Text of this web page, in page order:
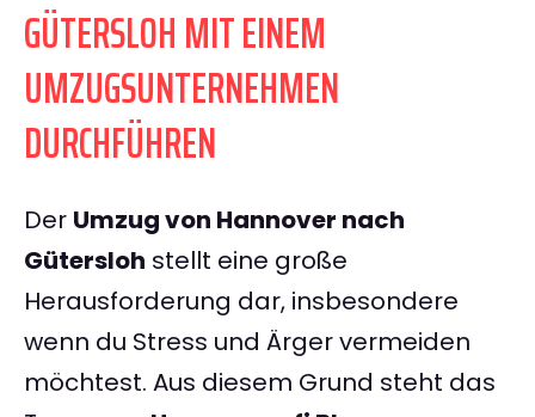
GÜTERSLOH MIT EINEM
UMZUGSUNTERNEHMEN
DURCHFÜHREN
Der Umzug von Hannover nach
Gütersloh stellt eine große
Herausforderung dar, insbesondere
wenn du Stress und Ärger vermeiden
möchtest. Aus diesem Grund steht das